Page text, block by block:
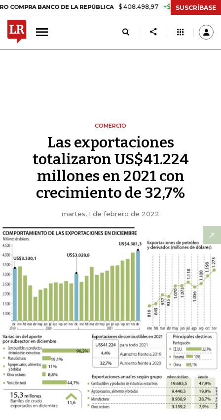
BANCO DE LA REPÚBLICA $ 408.498,97 +$ 8.753,81 +2,19% TASA
SUSCRÍBASE
COMERCIO
Las exportaciones
totalizaron US$41.224
millones en 2021 con
crecimiento de 32,7%
martes, 1 de febrero de 2022